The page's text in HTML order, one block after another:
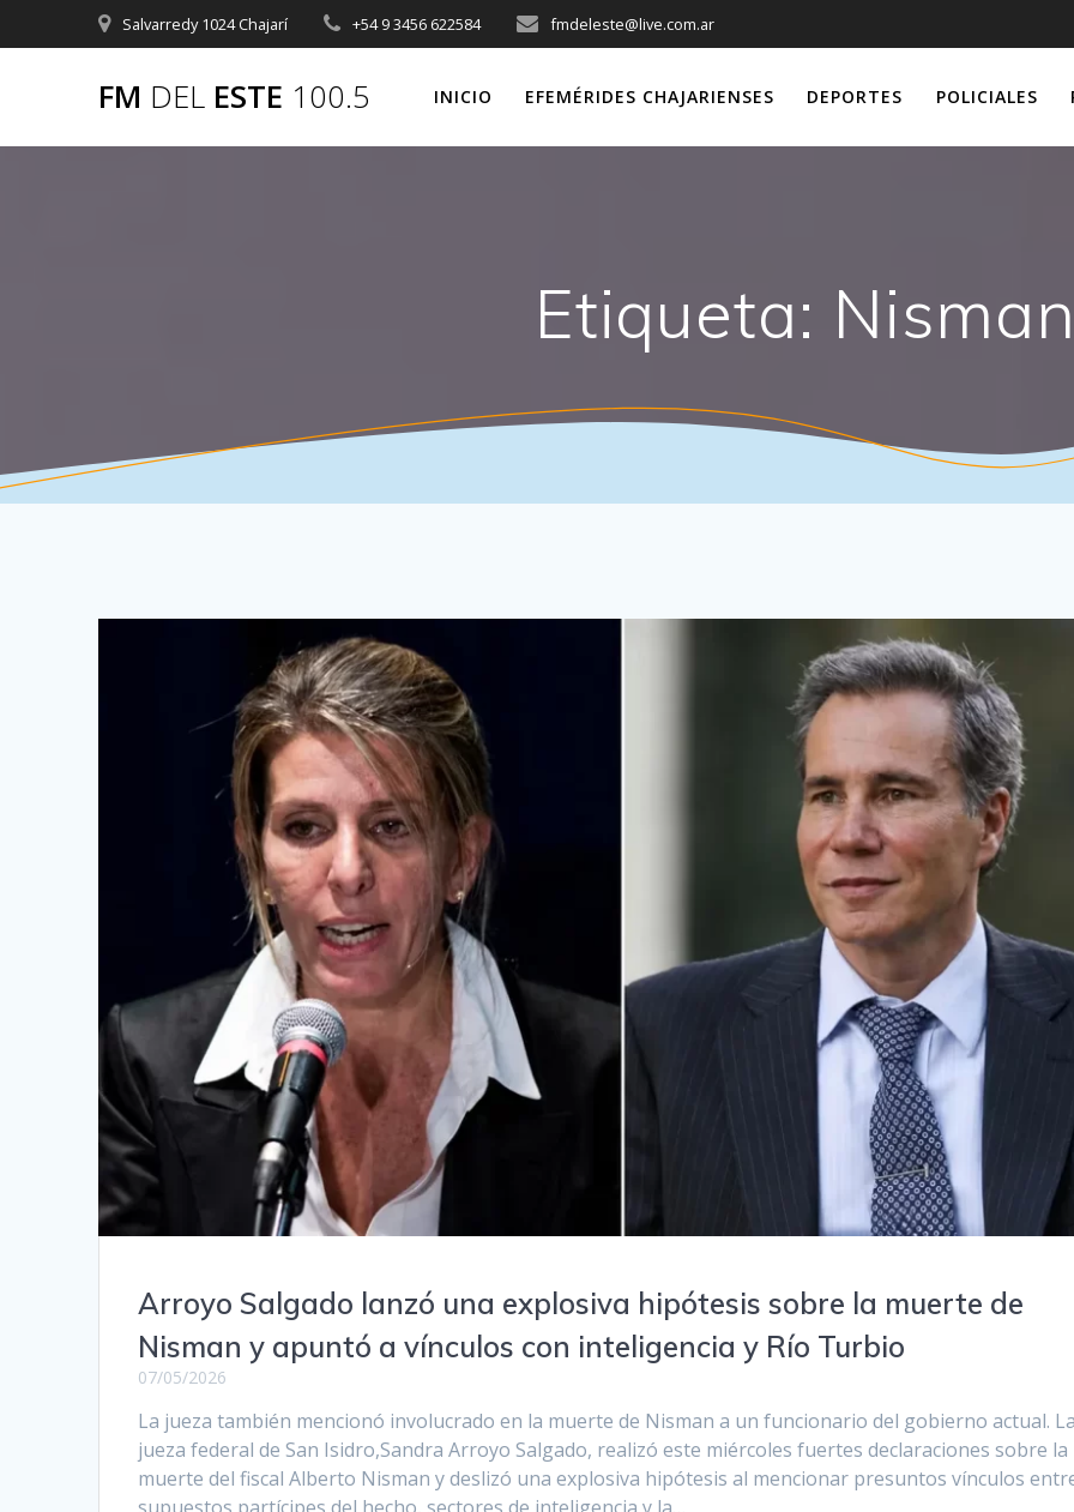
al
Salvarredy 1024 Chajarí +54 9 3456 622584 fmdeleste@live.com.ar
FM DEL ESTE 100.5 INICIO EFEMÉRIDES CHAJARIENSES DEPORTES POLICIALES
Etiqueta:
Arroyo Salgado lanzó una explosiva hipótesis sobre la muerte de
Nisman y apuntó a vínculos con inteligencia y Río Turbio
07/05/2026
La jueza también mencionó involucrado en la muerte de Nisman a un funcionario del gobierno actual.
jueza federal de San Isidro,Sandra Arroyo Salgado, realizó este miércoles fuertes declaraciones sobre la
muerte del fiscal Alberto Nisman y deslizó una explosiva hipótesis al mencionar presuntos vínculos